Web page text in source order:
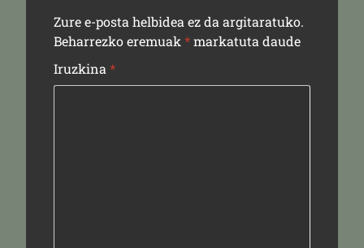
Zure e-posta helbidea ez da argitaratuko.
Beharrezko eremuak *markatuta daude
Iruzkina *